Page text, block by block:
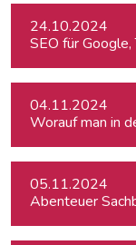
24.10.2024
SEO für Google,
04.11.2024
Worauf man in
05.11.2024
Abenteuer